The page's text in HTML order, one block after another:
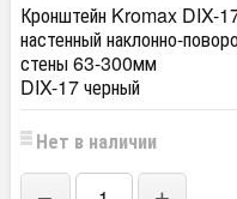
Кронштейн Kromax DIX-
настенный наклонно-
стены 63-300мм
DIX-17 черный
Нет в наличии